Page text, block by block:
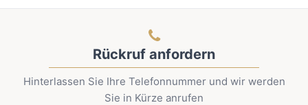
Rückruf anfordern
Hinterlassen Sie Ihre Telefonnummer und wir werden
Sie in Kürze anrufen